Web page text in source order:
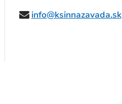
info@ksinnazavada.sk